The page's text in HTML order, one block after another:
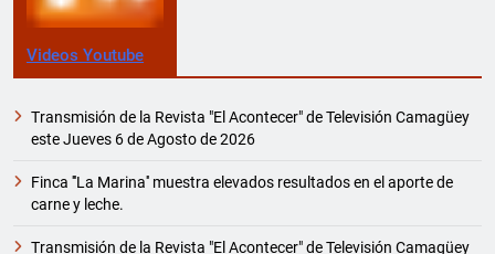
Videos Youtube
Transmisión de la Revista "El Acontecer" de Televisión Camagüey
este Jueves 6 de Agosto de 2026
Finca '''La Marina'' muestra elevados resultados en el aporte de
carne y leche.
Transmisión de la Revista "El Acontecer" de Televisión Camagüey